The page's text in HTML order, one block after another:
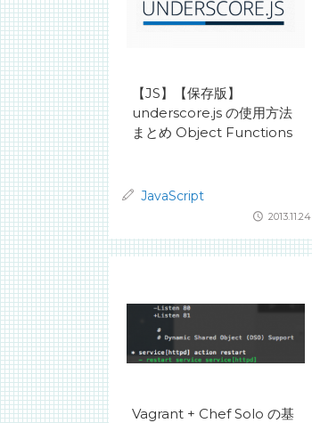
【JS】【保存版】
underscore.js の使用方法
まとめ Object Functions
JavaScript
2013.11.24
Vagrant + Chef Solo の基